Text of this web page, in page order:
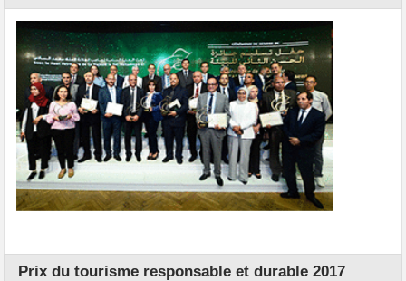
Prix du tourisme responsable et durable 2017